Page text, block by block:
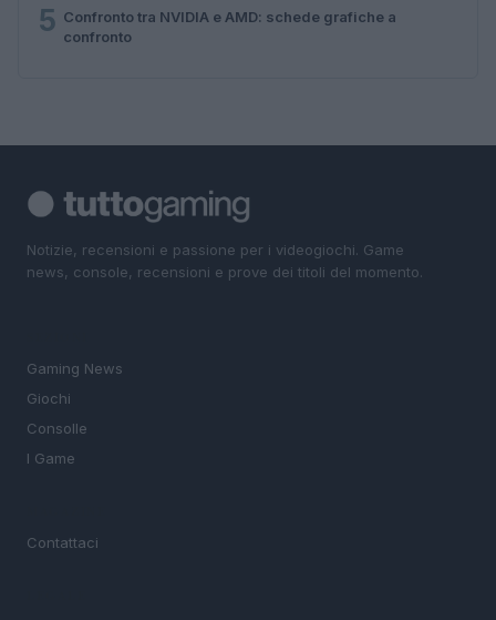
5 Confronto tra NVIDIA e AMD: schede grafiche a
confronto
Notizie, recensioni e passione per i videogiochi. Game
news, console, recensioni e prove dei titoli del momento.
Gaming News
Giochi
Consolle
I Game
Contattaci